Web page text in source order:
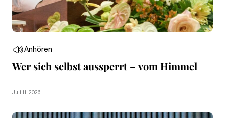
Anhören
Wer sich selbst aussperrt – vom Himmel
Juli 11, 2026